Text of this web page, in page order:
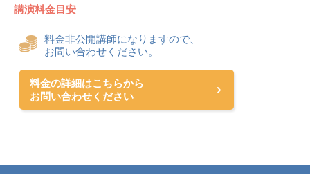
講演料金目安
料金非公開講師になりますので、
お問い合わせください。
料金の詳細はこちらから
お問い合わせください